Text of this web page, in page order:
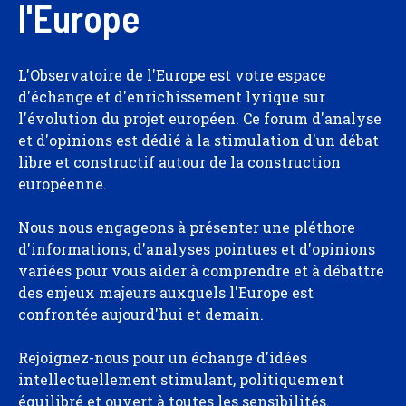
l'Europe
L'Observatoire de l'Europe est votre espace
d'échange et d'enrichissement lyrique sur
l'évolution du projet européen. Ce forum d'analyse
et d'opinions est dédié à la stimulation d'un débat
libre et constructif autour de la construction
européenne.
Nous nous engageons à présenter une pléthore
d'informations, d'analyses pointues et d'opinions
variées pour vous aider à comprendre et à débattre
des enjeux majeurs auxquels l'Europe est
confrontée aujourd'hui et demain.
Rejoignez-nous pour un échange d'idées
intellectuellement stimulant, politiquement
équilibré et ouvert à toutes les sensibilités.